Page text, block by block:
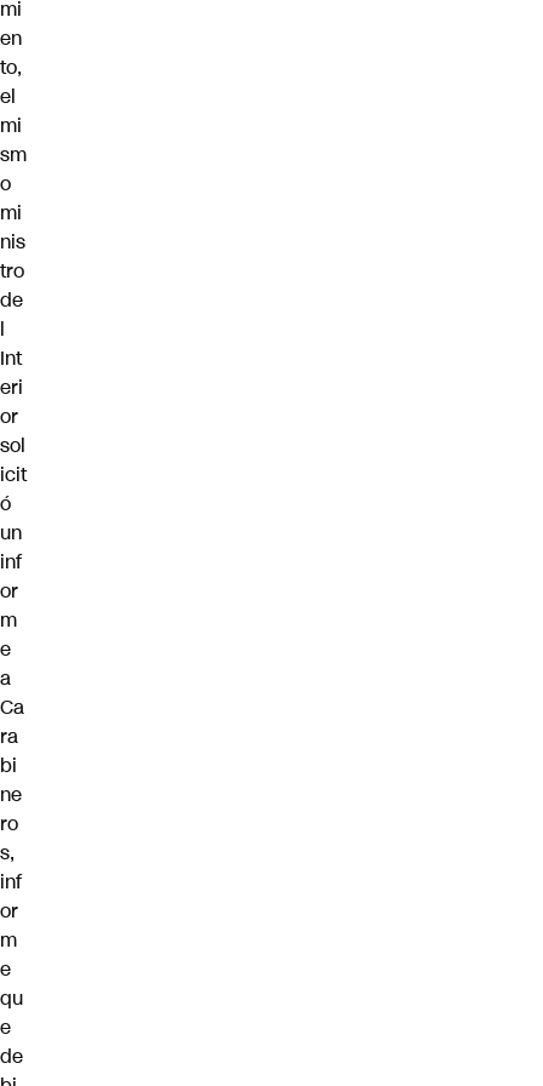
mi
en
to,
el
mi
sm
o
mi
nis
tro
de
l
Int
eri
or
sol
icit
ó
un
inf
or
m
e
a
Ca
ra
bi
ne
ro
s,
inf
or
m
e
qu
e
de